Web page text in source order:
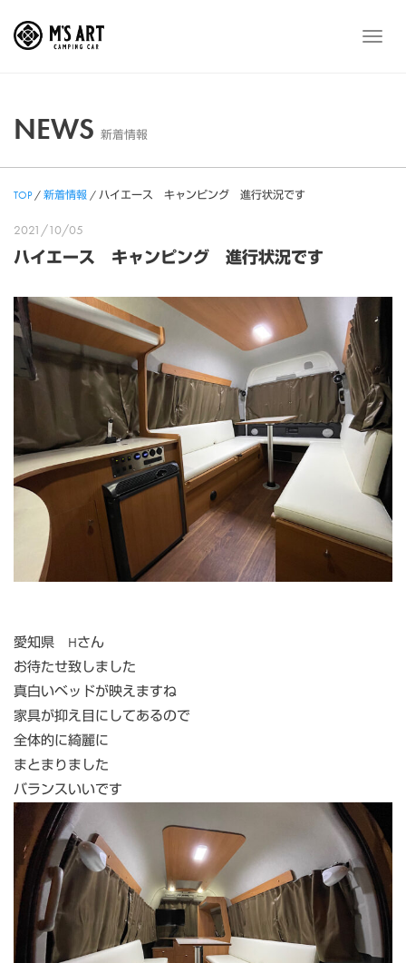
メ
NEWS 新着情報
TOP/新着情報 /ハイエース キャンピング 進行状況です
2021/10/05
ハイエース キャンピング 進行状況です
愛知県 Hさん
お待たせ致しました
真白いベッドが映えますね
家具が抑え目にしてあるので
全体的に綺麗に
まとまりました
バランスいいです